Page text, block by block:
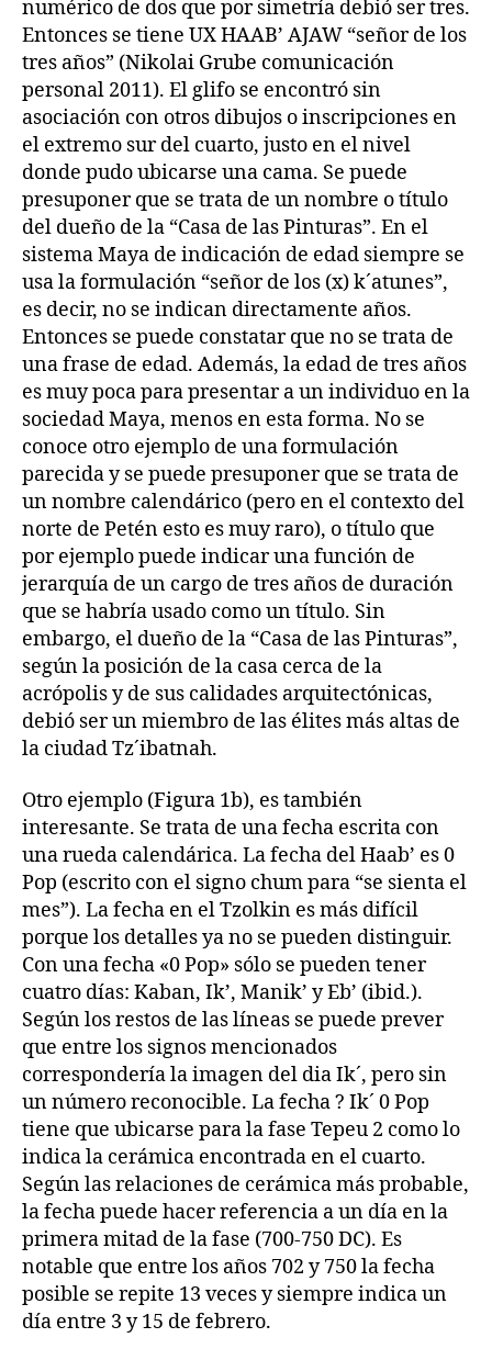
numérico de dos que por simetría debió ser tres.
Entonces se tiene UX HAAB’ AJAW “señor de los
tres años” (Nikolai Grube comunicación
personal 2011). El glifo se encontró sin
asociación con otros dibujos o inscripciones en
el extremo sur del cuarto, justo en el nivel
donde pudo ubicarse una cama. Se puede
presuponer que se trata de un nombre o título
del dueño de la “Casa de las Pinturas”. En el
sistema Maya de indicación de edad siempre se
usa la formulación “señor de los (x) k´atunes”,
es decir, no se indican directamente años.
Entonces se puede constatar que no se trata de
una frase de edad. Además, la edad de tres años
es muy poca para presentar a un individuo en la
sociedad Maya, menos en esta forma. No se
conoce otro ejemplo de una formulación
parecida y se puede presuponer que se trata de
un nombre calendárico (pero en el contexto del
norte de Petén esto es muy raro), o título que
por ejemplo puede indicar una función de
jerarquía de un cargo de tres años de duración
que se habría usado como un título. Sin
embargo, el dueño de la “Casa de las Pinturas”,
según la posición de la casa cerca de la
acrópolis y de sus calidades arquitectónicas,
debió ser un miembro de las élites más altas de
la ciudad Tz´ibatnah.
Otro ejemplo (Figura 1b), es también
interesante. Se trata de una fecha escrita con
una rueda calendárica. La fecha del Haab’ es 0
Pop (escrito con el signo chum para “se sienta el
mes”). La fecha en el Tzolkin es más difícil
porque los detalles ya no se pueden distinguir.
Con una fecha «0 Pop» sólo se pueden tener
cuatro días: Kaban, Ik’, Manik’ y Eb’ (ibid.).
Según los restos de las líneas se puede prever
que entre los signos mencionados
correspondería la imagen del dia Ik´, pero sin
un número reconocible. La fecha ? Ik´ 0 Pop
tiene que ubicarse para la fase Tepeu 2 como lo
indica la cerámica encontrada en el cuarto.
Según las relaciones de cerámica más probable,
la fecha puede hacer referencia a un día en la
primera mitad de la fase (700-750 DC). Es
notable que entre los años 702 y 750 la fecha
posible se repite 13 veces y siempre indica un
día entre 3 y 15 de febrero.